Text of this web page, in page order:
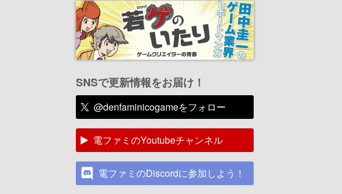
SNSで更新情報をお届け！
@denfaminicogameをフォロー
電ファミのYoutubeチャンネル
電ファミのDiscordに参加しよう！